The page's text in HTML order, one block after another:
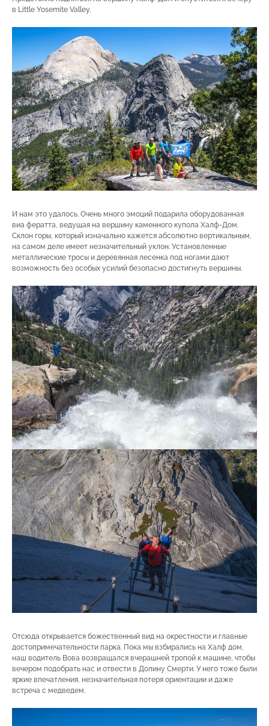
в Little Yosemite Valley.
И нам это удалось. Очень много эмоций подарила оборудованная
виа фератта, ведущая на вершину каменного купола Халф-Дом.
Склон горы, который изначально кажется абсолютно вертикальным,
на самом деле имеет незначительный уклон. Установленные
металлические тросы и деревянная лесенка под ногами дают
возможность без особых усилий безопасно достигнуть вершины.
Отсюда открывается божественный вид на окрестности и главные
достопримечательности парка. Пока мы взбирались на Халф дом,
наш водитель Вова возвращался вчерашней тропой к машине, чтобы
вечером подобрать нас и отвести в Долину Смерти. У него тоже были
яркие впечатления, незначительная потеря ориентации и даже
встреча с медведем.